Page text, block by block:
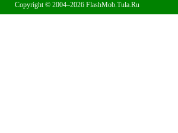
Copyright © 2004–2026 FlashMob.Tula.Ru